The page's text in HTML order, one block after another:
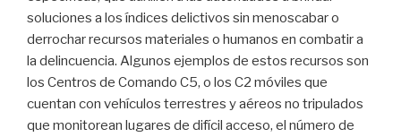
soluciones a los índices delictivos sin menoscabar o
derrochar recursos materiales o humanos en combatir a
la delincuencia. Algunos ejemplos de estos recursos son
los Centros de Comando C5, o los C2 móviles que
cuentan con vehículos terrestres y aéreos no tripulados
que monitorean lugares de difícil acceso, el número de